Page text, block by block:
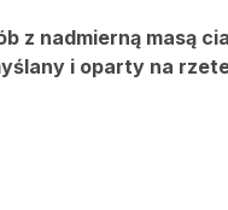
z nadmierną masą
i oparty na